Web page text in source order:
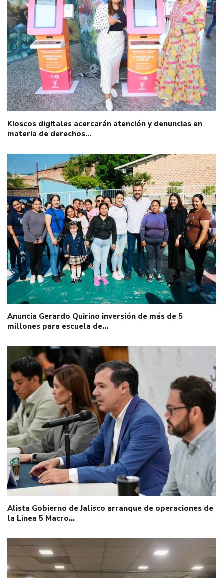
Kioscos digitales acercarán atención y denuncias en
materia de derechos…
Anuncia Gerardo Quirino inversión de más de 5
millones para escuela de…
Alista Gobierno de Jalisco arranque de operaciones de
la Línea 5 Macro…